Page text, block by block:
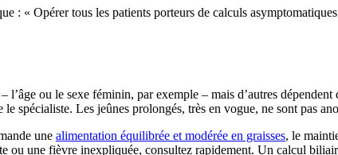
: « Opérer tous les patients porteurs de calculs
l’âge ou le sexe féminin, par exemple – mais d’autres
spécialiste. Les jeûnes prolongés, très en vogue, ne sont pas
une alimentation équilibrée et modérée en graisses, le
ou une fièvre inexpliquée, consultez rapidement. Un calcul